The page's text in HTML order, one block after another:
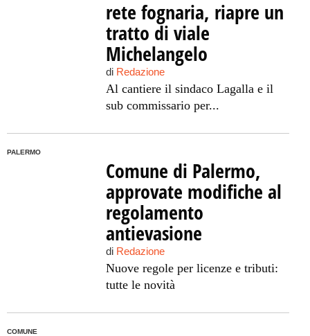
rete fognaria, riapre un
tratto di viale
Michelangelo
di Redazione
Al cantiere il sindaco Lagalla e il
sub commissario per...
PALERMO
Comune di Palermo,
approvate modifiche al
regolamento
antievasione
di Redazione
Nuove regole per licenze e tributi:
tutte le novità
COMUNE